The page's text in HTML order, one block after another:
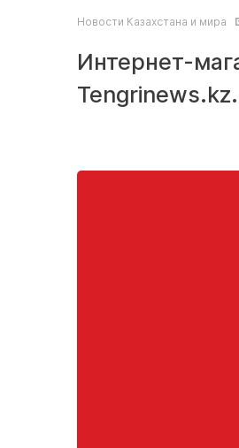
Новости Казахстана и мира
Интернет-
Tengrinews.kz.